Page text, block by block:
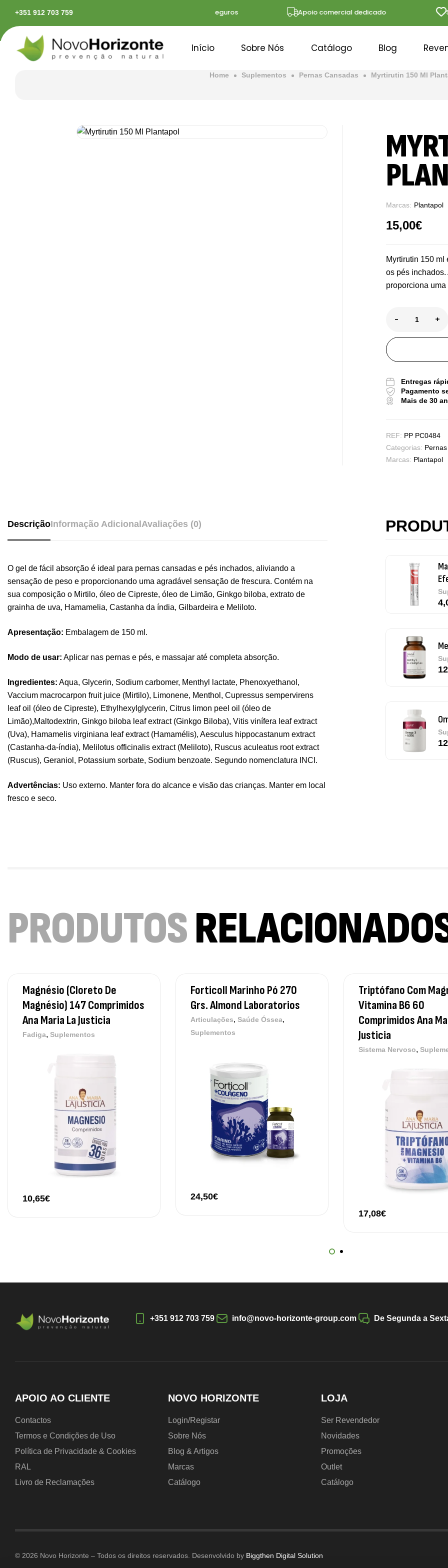
+351 912 703 759
em território continental Pagamentos seguros Apoio comercial dedicado
Início Sobre Nós Catálogo Blog
Home Suplementos Pernas Cansadas Myrtirutin 150 Ml
Marcas: Plantapol
15,00€
Myrtirutin 150
os pés
proporciona
- +
Entregas
Pagamento
Mais de 30
REF: PP PC0484
Categorias:
Marcas: Plantapol
DescriçãoInformação Adicional Avaliações (0)
O gel de fácil absorção é ideal para pernas cansadas e pés inchados, aliviando a
sensação de peso e proporcionando uma agradável sensação de frescura. Contém na
sua composição o Mirtilo, óleo de Cipreste, óleo de Limão, Ginkgo biloba, extrato de
grainha de uva, Hamamelia, Castanha da índia, Gilbardeira e Meliloto.
Apresentação: Embalagem de 150 ml.
Modo de usar: Aplicar nas pernas e pés, e massajar até completa absorção.
Ingredientes: Aqua, Glycerin, Sodium carbomer, Menthyl lactate, Phenoxyethanol,
Vaccium macrocarpon fruit juice (Mirtilo), Limonene, Menthol, Cupressus sempervirens
leaf oil (óleo de Cipreste), Ethylhexylglycerin, Citrus limon peel oil (óleo de
Limão),Maltodextrin, Ginkgo biloba leaf extract (Ginkgo Biloba), Vitis vinífera leaf extract
(Uva), Hamamelis virginiana leaf extract (Hamamélis), Aesculus hippocastanum extract
(Castanha-da-índia), Melilotus officinalis extract (Meliloto), Ruscus aculeatus root extract
(Ruscus), Geraniol, Potassium sorbate, Sodium benzoate. Segundo nomenclatura INCI.
Advertências: Uso externo. Manter fora do alcance e visão das crianças. Manter em local
fresco e seco.
PRODUTOS
Magnésio (Cloreto De
Magnésio) 147 Comprimidos
Ana Maria La Justicia
Fadiga, Suplementos
10,65€
Forticoll Marinho Pó 270
Grs. Almond Laboratorios
Articulações, Saúde Óssea,
Suplementos
24,50€
Triptófano Com
Vitamina B6 60
Comprimidos Ana
Justicia
Sistema Nervoso,
17,08€
+351 912 703 759 info@novo-horizonte-group.com De Segunda a
APOIO AO CLIENTE
Contactos
Termos e Condições de Uso
Política de Privacidade & Cookies
RAL
Livro de Reclamações
NOVO HORIZONTE
Login/Registar
Sobre Nós
Blog & Artigos
Marcas
Catálogo
LOJA
Ser Revendedor
Novidades
Promoções
Outlet
Catálogo
© 2026 Novo Horizonte – Todos os direitos reservados. Desenvolvido by Biggthen Digital Solution